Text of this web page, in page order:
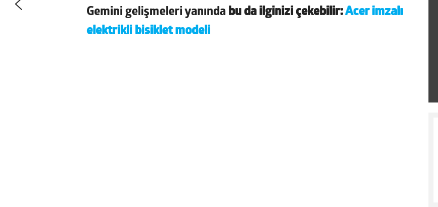
Gemini gelişmeleri yanında bu da ilginizi çekebilir:Acer imzalı
elektrikli bisiklet modeli